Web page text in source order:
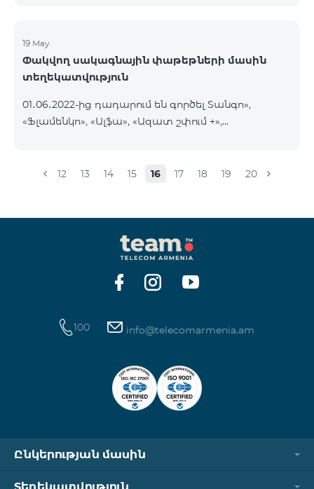
երկարացման հնարավորությունը: Ինչպես նաև
դադարեցվում է «Սիրելի համարներ»
ծառայության նոր միացումները և գործողությունը։
19 May
Փակվող սակագնային փաթեթների մասին
տեղեկատվություն
01․06․2022-ից դադարում են գործել Տանգո»,
«Ֆլամենկո», «Ալֆա», «Ազատ շփում +»,
Նշված փաթեթների գործող բաժանորդները
Հին Սակագնային փաթեթ Նոր Սակագնային
12 13 14 15 16 17 18 19 20
100 info@telecomarmenia.am
Ընկերության մասին